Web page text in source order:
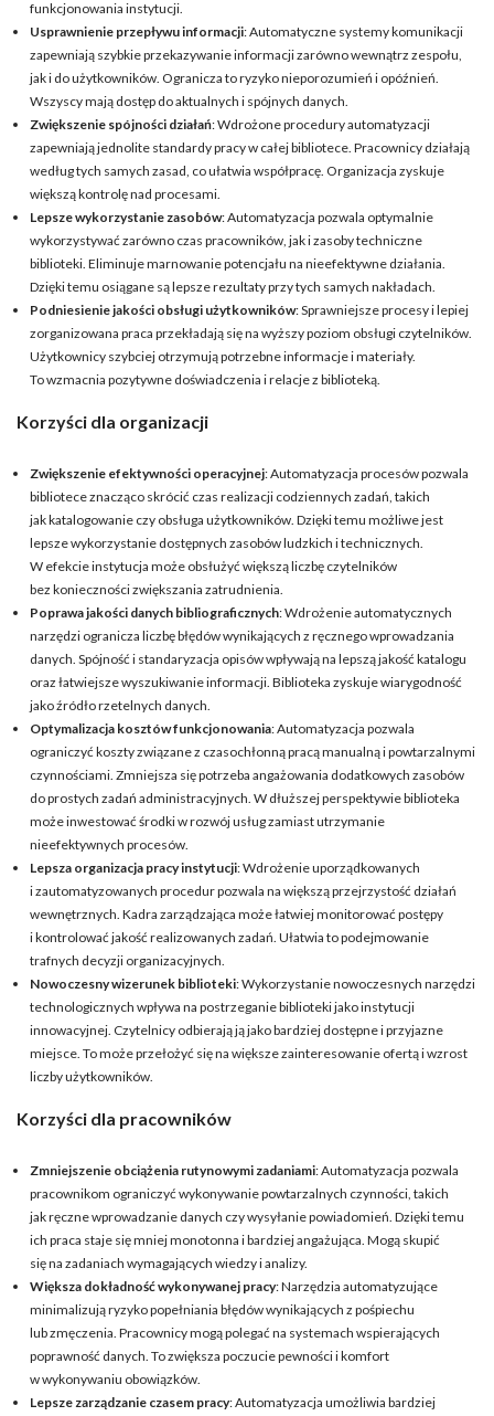
funkcjonowania instytucji.
Usprawnienie przepływu informacji: Automatyczne systemy komunikacji
zapewniają szybkie przekazywanie informacji zarówno wewnątrz zespołu,
jak i do użytkowników. Ogranicza to ryzyko nieporozumień i opóźnień.
Wszyscy mają dostęp do aktualnych i spójnych danych.
Zwiększenie spójności działań: Wdrożone procedury automatyzacji
zapewniają jednolite standardy pracy w całej bibliotece. Pracownicy działają
według tych samych zasad, co ułatwia współpracę. Organizacja zyskuje
większą kontrolę nad procesami.
Lepsze wykorzystanie zasobów: Automatyzacja pozwala optymalnie
wykorzystywać zarówno czas pracowników, jak i zasoby techniczne
biblioteki. Eliminuje marnowanie potencjału na nieefektywne działania.
Dzięki temu osiągane są lepsze rezultaty przy tych samych nakładach.
Podniesienie jakości obsługi użytkowników: Sprawniejsze procesy i lepiej
zorganizowana praca przekładają się na wyższy poziom obsługi czytelników.
Użytkownicy szybciej otrzymują potrzebne informacje i materiały.
To wzmacnia pozytywne doświadczenia i relacje z biblioteką.
Korzyści dla organizacji
Zwiększenie efektywności operacyjnej: Automatyzacja procesów pozwala
bibliotece znacząco skrócić czas realizacji codziennych zadań, takich
jak katalogowanie czy obsługa użytkowników. Dzięki temu możliwe jest
lepsze wykorzystanie dostępnych zasobów ludzkich i technicznych.
W efekcie instytucja może obsłużyć większą liczbę czytelników
bez konieczności zwiększania zatrudnienia.
Poprawa jakości danych bibliograficznych: Wdrożenie automatycznych
narzędzi ogranicza liczbę błędów wynikających z ręcznego wprowadzania
danych. Spójność i standaryzacja opisów wpływają na lepszą jakość katalogu
oraz łatwiejsze wyszukiwanie informacji. Biblioteka zyskuje wiarygodność
jako źródło rzetelnych danych.
Optymalizacja kosztów funkcjonowania: Automatyzacja pozwala
ograniczyć koszty związane z czasochłonną pracą manualną i powtarzalnymi
czynnościami. Zmniejsza się potrzeba angażowania dodatkowych zasobów
do prostych zadań administracyjnych. W dłuższej perspektywie biblioteka
może inwestować środki w rozwój usług zamiast utrzymanie
nieefektywnych procesów.
Lepsza organizacja pracy instytucji: Wdrożenie uporządkowanych
i zautomatyzowanych procedur pozwala na większą przejrzystość działań
wewnętrznych. Kadra zarządzająca może łatwiej monitorować postępy
i kontrolować jakość realizowanych zadań. Ułatwia to podejmowanie
trafnych decyzji organizacyjnych.
Nowoczesny wizerunek biblioteki: Wykorzystanie nowoczesnych narzędzi
technologicznych wpływa na postrzeganie biblioteki jako instytucji
innowacyjnej. Czytelnicy odbierają ją jako bardziej dostępne i przyjazne
miejsce. To może przełożyć się na większe zainteresowanie ofertą i wzrost
liczby użytkowników.
Korzyści dla pracowników
Zmniejszenie obciążenia rutynowymi zadaniami: Automatyzacja pozwala
pracownikom ograniczyć wykonywanie powtarzalnych czynności, takich
jak ręczne wprowadzanie danych czy wysyłanie powiadomień. Dzięki temu
ich praca staje się mniej monotonna i bardziej angażująca. Mogą skupić
się na zadaniach wymagających wiedzy i analizy.
Większa dokładność wykonywanej pracy: Narzędzia automatyzujące
minimalizują ryzyko popełniania błędów wynikających z pośpiechu
lub zmęczenia. Pracownicy mogą polegać na systemach wspierających
poprawność danych. To zwiększa poczucie pewności i komfort
w wykonywaniu obowiązków.
Lepsze zarządzanie czasem pracy: Automatyzacja umożliwia bardziej